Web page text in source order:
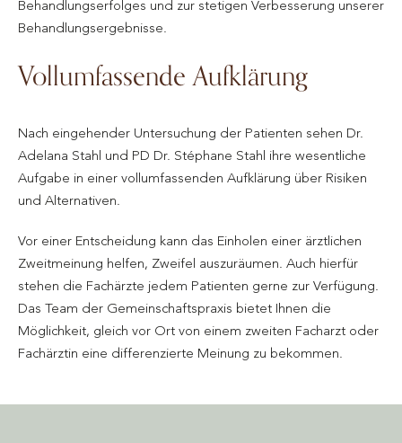
Behandlungserfolges und zur stetigen Verbesserung unserer
Behandlungsergebnisse.
Vollumfassende Aufklärung
Nach eingehender Untersuchung der Patienten sehen Dr.
Adelana Stahl und PD Dr. Stéphane Stahl ihre wesentliche
Aufgabe in einer vollumfassenden Aufklärung über Risiken
und Alternativen.
Vor einer Entscheidung kann das Einholen einer ärztlichen
Zweitmeinung helfen, Zweifel auszuräumen. Auch hierfür
stehen die Fachärzte jedem Patienten gerne zur Verfügung.
Das Team der Gemeinschaftspraxis bietet Ihnen die
Möglichkeit, gleich vor Ort von einem zweiten Facharzt oder
Fachärztin eine differenzierte Meinung zu bekommen.